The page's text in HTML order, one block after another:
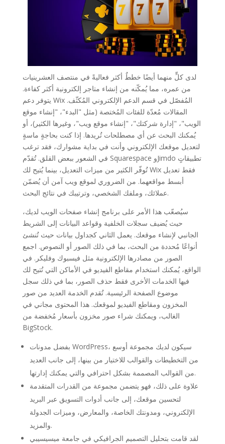
لدى كلٍّ منهما أيضًا خططٌ أكثر فعاليةً في منتصف العشرينيات
من عمره، مما يُمكّنه من إنشاء متاجر إلكترونية أكثر كفاءة.
يتوفر دعم Wix المُفصّل في قسم الدعم الإلكتروني المُكثّف.
المقالات مُعدّة للفئات المُختصة (مثل "البدء"، "إنشاء موقع
الويب"، "إدارة شركتك"، "إنشاء موقع ويب"، وغيرها الكثير)، أو
يُمكنك البحث عن أي مصطلحات تُريدها. إذا كنت بحاجةٍ ماسةٍ
لتعديل موقعك الإلكتروني وأنت في بداية مشوارك، فقد ترغب
في الشعور ببعض القلق. تُقدّم Squarespace وJimdo تطبيقاتٍ
تُوفّر الكثير من ميزات التعديل، بينما يُتيح لك Wix فقط تعديل
أبسط مواقعهما. من الضروري لموقع ويب آمن أن يُضمّن
عملائك، وملفك الشخصي، وترتيبك في نتائج البحث.
سيُصعّب هذا الأمر على برنامج إنشاء صفحات الويب لديك،
حيث يُضيف سجلات الخلفية وقواعد البيانات إلى الشريط
الجانبي لإنشاء موقعك. يعمل الثاني كجداول بيانات حيث تُنشئ
أنواعًا مُحددة من البحث، بما في ذلك الصور أو النصوص. اجمع
الصور من مصادرها الإلكترونية مثل فيسبوك وفليكر. في
الواقع، يُمكنك استخدام مقاطع الفيديو في الأماكن التي تُتيح لك
فيها الخدمات الأخرى فقط حذف الصور، بما في ذلك سجل
موضوع الصفحة الرئيسية. تُقدم الخدمة العديد من صور
المخزون ومقاطع الفيديو لموقعك. هذا المحتوى مجاني في
الغالب، ويمكنك شراء صور مخزون بأسعار مُخفضة من
BigStock.
بفضل مدونات WordPress، سيكون لديك مجموعة أوسع
من التخطيطات والقوالب للاختيار من بينها، إلى جانب العديد
من القوالب المصممة بشكل احترافي والتي يمكنك إدارتها.
علاوة على ذلك، فهو يتضمن مجموعة من القدرات المتقدمة
لتحسين موقعك، إلى جانب أدوات التسويق عبر البريد
الإلكتروني، ومدونتك الخاصة، والمعارض، وميزات الجدولة
والمزيد.
لقد قامت بتحليل التصميم الجرافيكي في جامعة ميسيسيبي